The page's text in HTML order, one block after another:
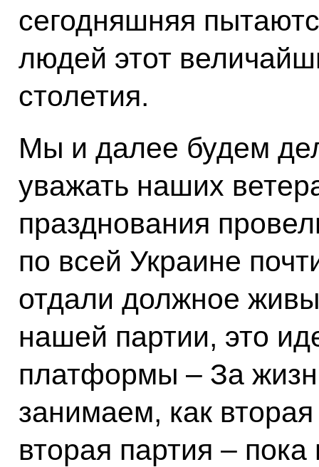
сегодняшняя
людей этот
столетия.
Мы и далее будем
уважать наших
празднования
по всей Украине
отдали должное
нашей партии, это
платформы – За
занимаем, как
вторая партия –